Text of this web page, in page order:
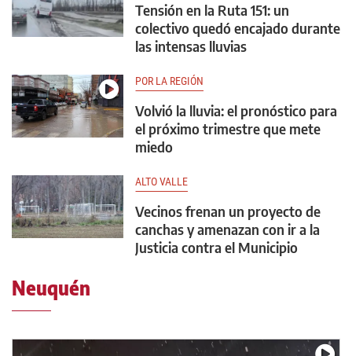
Tensión en la Ruta 151: un
colectivo quedó encajado durante
las intensas lluvias
POR LA REGIÓN
Volvió la lluvia: el pronóstico para
el próximo trimestre que mete
miedo
ALTO VALLE
Vecinos frenan un proyecto de
canchas y amenazan con ir a la
Justicia contra el Municipio
Neuquén